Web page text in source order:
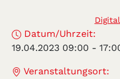
Datum/Uhrzeit:
19.04.2023 09:00 -
Veranstaltungsort: